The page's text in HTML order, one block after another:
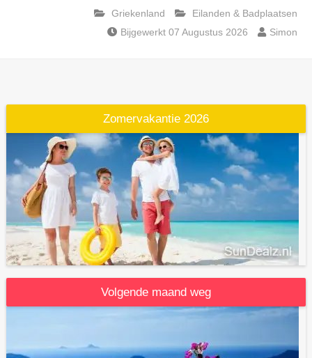
Griekenland
Eilanden & Badplaatsen
Bijgewerkt 07 Augustus 2026
Simon
Zomervakantie 2026
Volgende maand weg